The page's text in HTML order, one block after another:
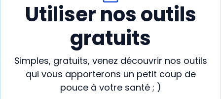
Utiliser nos outils
gratuits
Simples, gratuits, venez découvrir nos outils
qui vous apporterons un petit coup de
pouce à votre santé ; )